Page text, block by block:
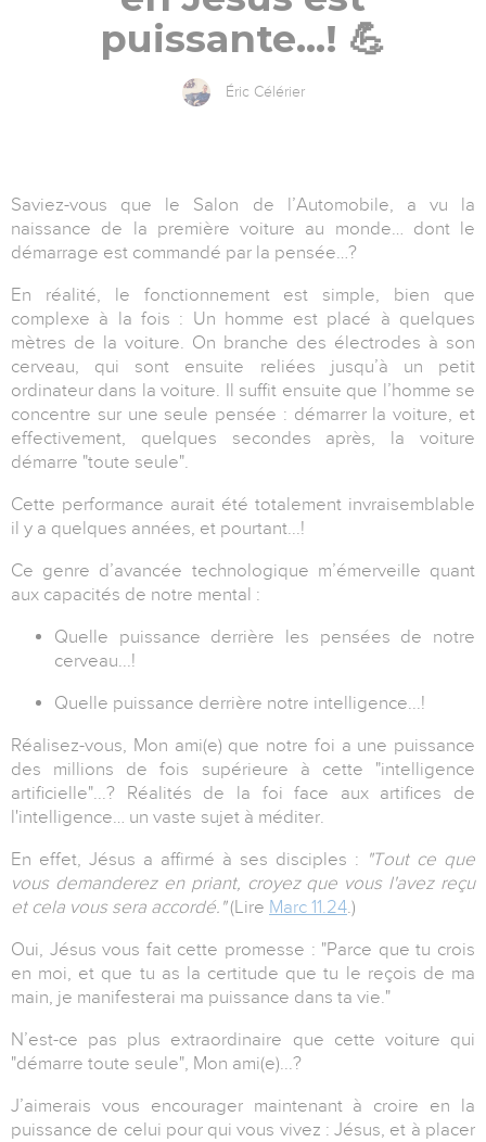
puissante...! 💪
Éric Célérier
Saviez-vous que le Salon de l’Automobile, a vu la
naissance de la première voiture au monde… dont le
démarrage est commandé par la pensée…?
En réalité, le fonctionnement est simple, bien que
complexe à la fois : Un homme est placé à quelques
mètres de la voiture. On branche des électrodes à son
cerveau, qui sont ensuite reliées jusqu’à un petit
ordinateur dans la voiture. Il suffit ensuite que l’homme se
concentre sur une seule pensée : démarrer la voiture, et
effectivement, quelques secondes après, la voiture
démarre "toute seule".
Cette performance aurait été totalement invraisemblable
il y a quelques années, et pourtant...!
Ce genre d’avancée technologique m’émerveille quant
aux capacités de notre mental :
Quelle puissance derrière les pensées de notre
cerveau...!
Quelle puissance derrière notre intelligence...!
Réalisez-vous, Mon ami(e) que notre foi a une puissance
des millions de fois supérieure à cette "intelligence
artificielle"...? Réalités de la foi face aux artifices de
l'intelligence… un vaste sujet à méditer.
En effet, Jésus a affirmé à ses disciples : "Tout ce que
vous demanderez en priant, croyez que vous l'avez reçu
et cela vous sera accordé."(Lire Marc 11.24.)
Oui, Jésus vous fait cette promesse : "Parce que tu crois
en moi, et que tu as la certitude que tu le reçois de ma
main, je manifesterai ma puissance dans ta vie."
N’est-ce pas plus extraordinaire que cette voiture qui
"démarre toute seule", Mon ami(e)...?
J’aimerais vous encourager maintenant à croire en la
puissance de celui pour qui vous vivez : Jésus, et à placer